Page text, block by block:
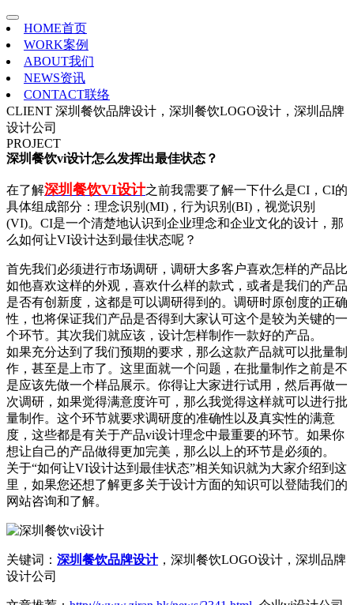
HOME首页
WORK案例
ABOUT我们
NEWS资讯
CONTACT联络
CLIENT 深圳餐饮品牌设计，深圳餐饮LOGO设计，深圳品牌
设计公司
PROJECT
深圳餐饮vi设计怎么发挥出最佳状态？
在了解深圳餐饮VI设计之前我需要了解一下什么是CI，CI的
具体组成部分：理念识别(MI)，行为识别(BI)，视觉识别
(VI)。CI是一个清楚地认识到企业理念和企业文化的设计，那
么如何让VI设计达到最佳状态呢？
首先我们必须进行市场调研，调研大多客户喜欢怎样的产品比
如他喜欢这样的外观，喜欢什么样的款式，或者是我们的产品
是否有创新度，这都是可以调研得到的。调研时原创度的正确
性，也将保证我们产品是否得到大家认可这个是较为关键的一
个环节。其次我们就应该，设计怎样制作一款好的产品。
如果充分达到了我们预期的要求，那么这款产品就可以批量制
作，甚至是上市了。这里面就一个问题，在批量制作之前是不
是应该先做一个样品展示。你得让大家进行试用，然后再做一
次调研，如果觉得满意度许可，那么我觉得这样就可以进行批
量制作。这个环节就要求调研度的准确性以及真实性的满意
度，这些都是有关于产品vi设计理念中最重要的环节。如果你
想让自己的产品做得更加完美，那么以上的环节是必须的。
关于“如何让VI设计达到最佳状态”相关知识就为大家介绍到这
里，如果您还想了解更多关于设计方面的知识可以登陆我们的
网站咨询和了解。
关键词： 深圳餐饮品牌设计，深圳餐饮LOGO设计，深圳品牌
设计公司